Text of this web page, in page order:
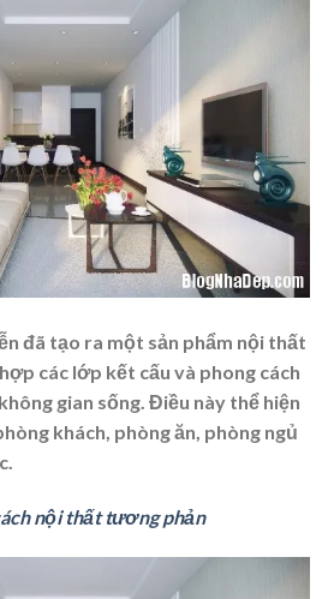
đã tạo ra một sản phẩm nội thất
các lớp kết cấu và phong cách
gian sống. Điều này thể hiện
khách, phòng ăn, phòng ngủ
nội thất tương phản